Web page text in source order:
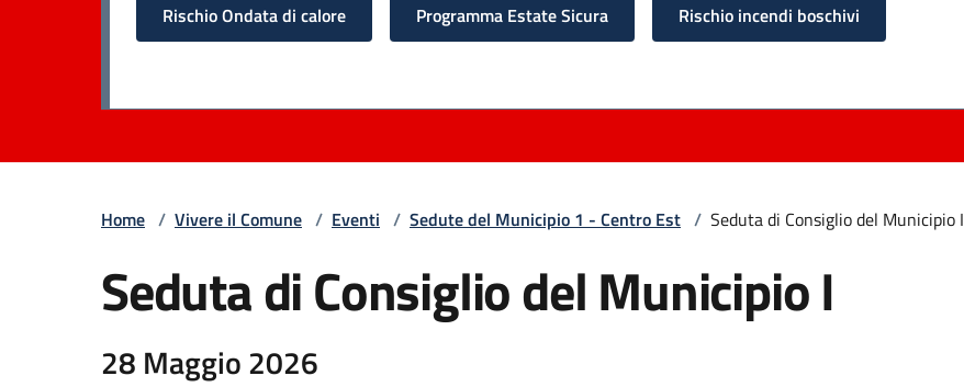
Rischio Ondata di calore Programma Estate Sicura Rischio incendi boschivi
Home / Vivere il Comune / Eventi / Sedute del Municipio 1 - Centro Est / Seduta di Consiglio del Municipio I
Seduta di Consiglio del Municipio I
28 Maggio 2026